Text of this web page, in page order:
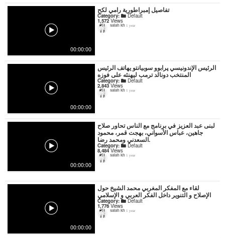
00:00:00
تفاصيل إمبراطورية رامي لكح
Category: Default
1,572Views
salah kh 1 year
00:00:00
الرئيس الإندونيسي پرابوو سوبيانتو يهاتف الرئيس
المنتخب دونالد ترمب ليهنئه على فوزه
Category: Default
2,843Views
salah kh 1 year
00:00:00
لبنى عبد العزيز في برنامج مع الناس تحاور صلاح
جاهين، عباس الأسواني، بهجت قمر، محمود
السعدني ومحمد رضا.
Category: Default
8,484Views
salah kh 1 year
00:00:00
لقاء مع المفكر المغربي محمد الشيخ حول
الإصلاح و التنوير داخل الفكر العربي و الإسلامي
Category: Default
1,776Views
salah kh 1 year